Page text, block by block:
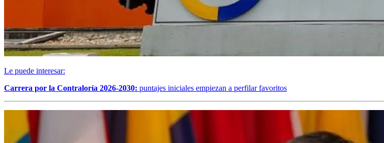
Le puede interesar:
Carrera por la Contraloría 2026-2030: puntajes iniciales empiezan a perfilar favoritos